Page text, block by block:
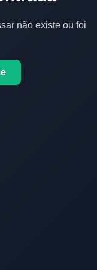
não existe ou foi